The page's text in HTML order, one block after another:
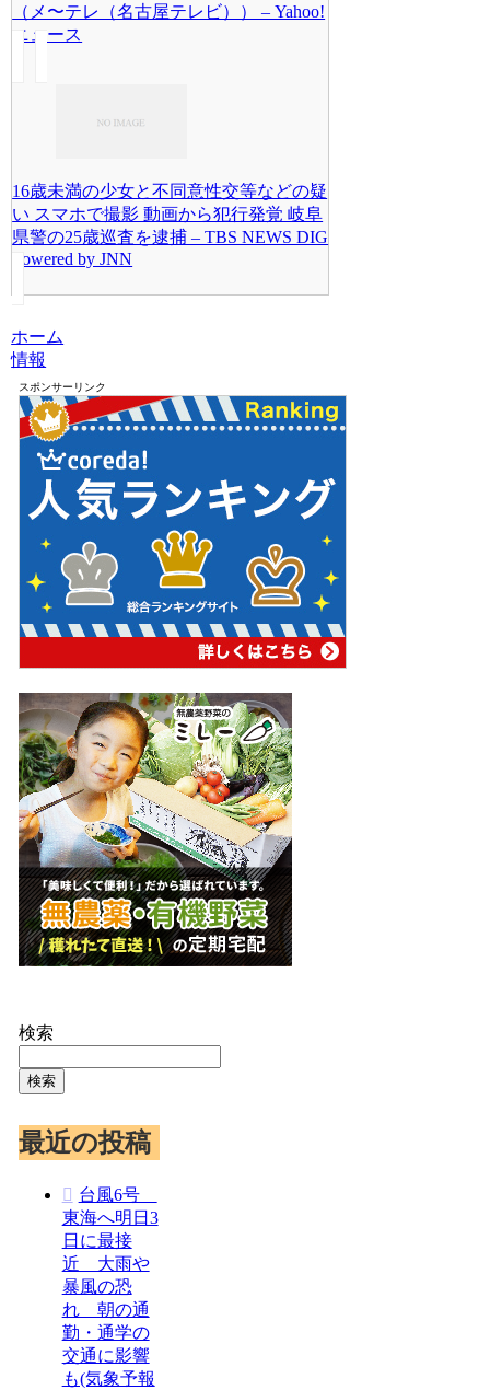
（メ〜テレ（名古屋テレビ）） – Yahoo!
ニュース
16歳未満の少女と不同意性交等などの疑
い スマホで撮影 動画から犯行発覚 岐阜
県警の25歳巡査を逮捕 – TBS NEWS DIG
Powered by JNN
ホーム
情報
スポンサーリンク
検索
検索
最近の投稿
台風6号
東海へ明日3
日に最接
近 大雨や
暴風の恐
れ 朝の通
勤・通学の
交通に影響
も(気象予報